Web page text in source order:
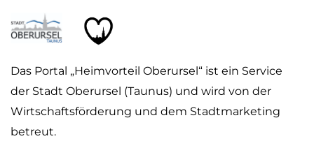
Das Portal „Heimvorteil Oberursel“ ist ein Service
der Stadt Oberursel (Taunus) und wird von der
Wirtschaftsförderung und dem Stadtmarketing
betreut.